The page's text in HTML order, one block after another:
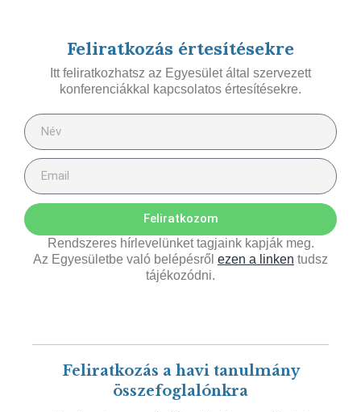
Feliratkozás értesítésekre
Itt feliratkozhatsz az Egyesület által szervezett
konferenciákkal kapcsolatos értesítésekre.
Feliratkozom
Rendszeres hírlevelünket tagjaink kapják meg.
Az Egyesületbe való belépésről ezen a linken tudsz
tájékozódni.
Feliratkozás a havi tanulmány
összefoglalónkra